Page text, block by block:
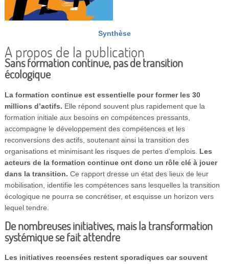
Synthèse
A propos de la publication
Sans formation continue, pas de transition
écologique
La formation continue est essentielle pour former les 30
millions d’actifs. Elle répond souvent plus rapidement que la
formation initiale aux besoins en compétences pressants,
accompagne le développement des compétences et les
reconversions des actifs, soutenant ainsi la transition des
organisations et minimisant les risques de pertes d’emplois. Les
acteurs de la formation continue ont donc un rôle clé à jouer
dans la transition. Ce rapport dresse un état des lieux de leur
mobilisation, identifie les compétences sans lesquelles la transition
écologique ne pourra se concrétiser, et esquisse un horizon vers
lequel tendre.
De nombreuses initiatives, mais la transformation
systémique se fait attendre
Les initiatives recensées restent sporadiques car souvent